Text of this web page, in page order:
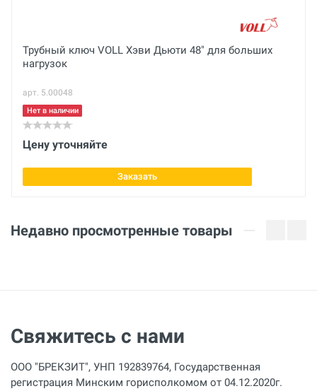
Вес брутто
кг
Макс. рабочий Ø захвата
25 мм
Габариты с упаковкой (ДхШхВ)
Трубный ключ VOLL Хэви Дьюти 48" для больших
нагрузок
арт. 5.00048
Нет в наличии
Цену уточняйте
Заказать
Недавно просмотренные товары
Свяжитесь с нами
ООО "БРЕКЗИТ", УНП 192839764, Государственная
регистрация Минским горисполкомом от 04.12.2020г.